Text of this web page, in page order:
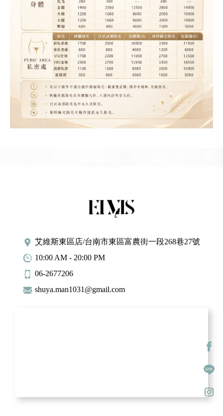
艾維斯東區店/台南市東區富農街一段268巷27號
10:00 AM - 20:00 PM
06-2677206
shuya.man1031@gmail.com